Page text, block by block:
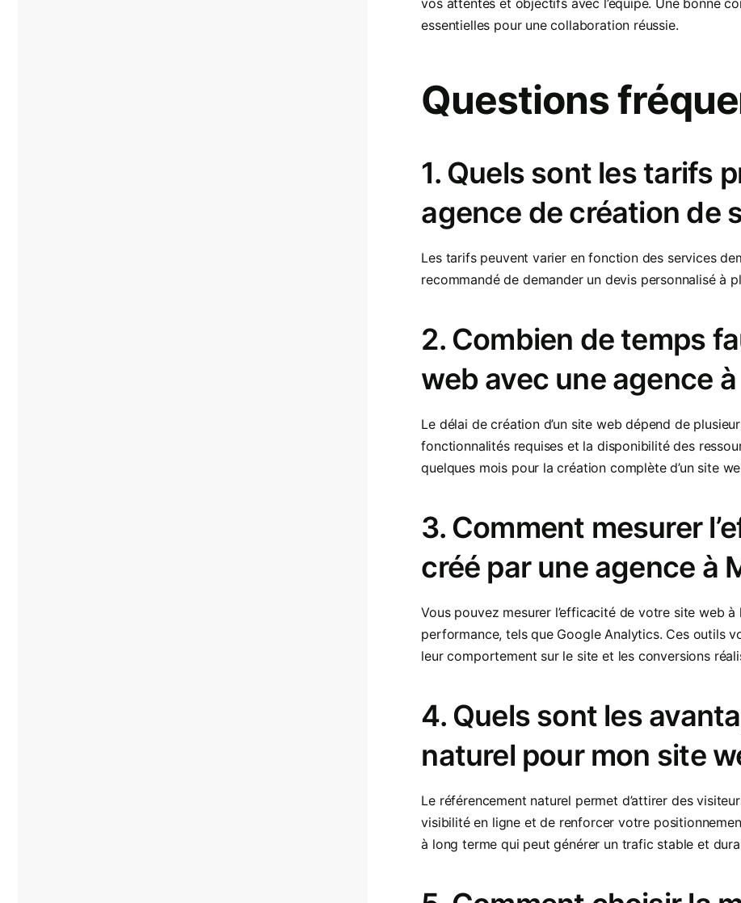
vos attentes et objectifs avec l’équipe. Une bonne
essentielles pour une collaboration réussie.
Questions
1. Quels sont les tarifs
agence de création de
Les tarifs peuvent varier en fonction des services
recommandé de demander un devis personnalisé à
2. Combien de temps
web avec une agence
Le délai de création d’un site web dépend de
fonctionnalités requises et la disponibilité des
quelques mois pour la création complète d’un site
3. Comment mesurer
créé par une agence à
Vous pouvez mesurer l’efficacité de votre site web à
performance, tels que Google Analytics. Ces outils
leur comportement sur le site et les conversions
4. Quels sont les
naturel pour mon site
Le référencement naturel permet d’attirer des
visibilité en ligne et de renforcer votre
à long terme qui peut générer un trafic stable et